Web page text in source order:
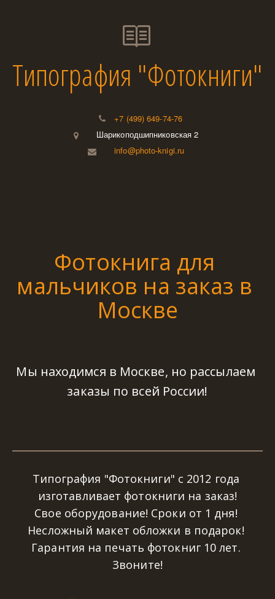
Типография "Фотокниги"
+7 (499) 649-74-76
Шарикоподшипниковская 2
info@photo-knigi.ru
Фотокнига для
мальчиков на заказ в
Москве
Мы находимся в Москве, но рассылаем
заказы по всей России!
Типография "Фотокниги" с 2012 года
изготавливает фотокниги на заказ!
Свое оборудование! Сроки от 1 дня!
Несложный макет обложки в подарок!
Гарантия на печать фотокниг 10 лет.
Звоните!